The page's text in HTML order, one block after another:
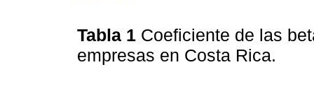
Tabla 1 Coeficiente de las
empresas en Costa Rica.